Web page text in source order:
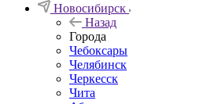
Новосибирск
Назад
Города
Чебоксары
Челябинск
Черкесск
Чита